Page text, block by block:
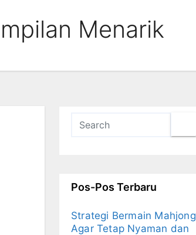
Menarik
Pos-Pos Terbaru
Strategi Bermain Mahjong
Agar Tetap Nyaman dan